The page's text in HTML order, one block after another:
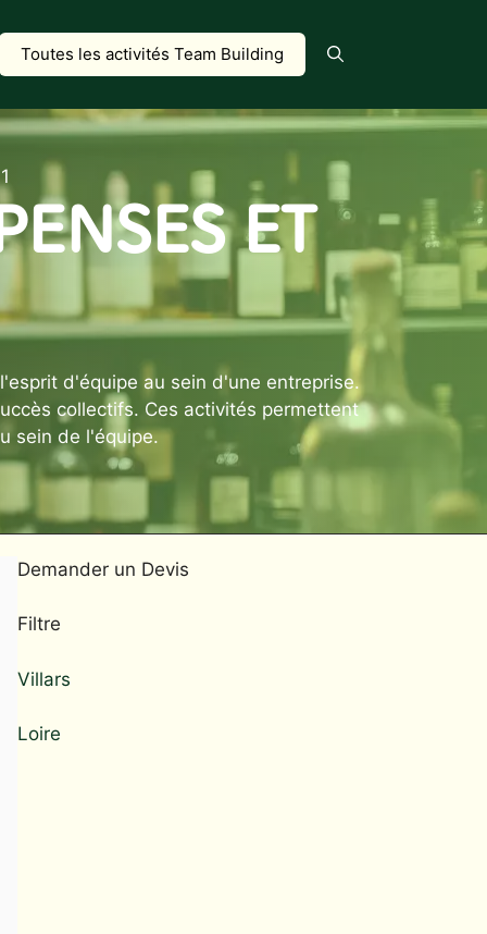
Toutes les activités Team Building
ET
d'équipe au sein d'une entreprise.
collectifs. Ces activités permettent
sein de l'équipe.
Demander un Devis
Filtre
Villars
Loire